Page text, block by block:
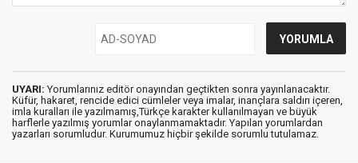
UYARI: Yorumlarınız editör onayından geçtikten sonra yayınlanacaktır.
Küfür, hakaret, rencide edici cümleler veya imalar, inançlara saldırı içeren,
imla kuralları ile yazılmamış,Türkçe karakter kullanılmayan ve büyük
harflerle yazılmış yorumlar onaylanmamaktadır. Yapılan yorumlardan
yazarları sorumludur. Kurumumuz hiçbir şekilde sorumlu tutulamaz.